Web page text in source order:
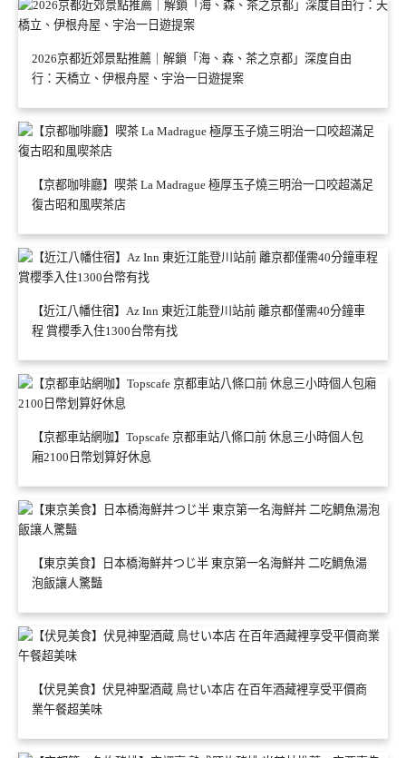
2026京都近郊景點推薦｜解鎖「海、森、茶之京都」深度自由
行：天橋立、伊根舟屋、宇治一日遊提案
【京都咖啡廳】喫茶 La Madrague 極厚玉子燒三明治一口咬超滿足
復古昭和風喫茶店
【近江八幡住宿】Az Inn 東近江能登川站前 離京都僅需40分鐘車
程 賞櫻季入住1300台幣有找
【京都車站網咖】Topscafe 京都車站八條口前 休息三小時個人包
廂2100日幣划算好休息
【東京美食】日本橋海鮮丼つじ半 東京第一名海鮮丼 二吃鯛魚湯
泡飯讓人驚豔
【伏見美食】伏見神聖酒蔵 鳥せい本店 在百年酒藏裡享受平價商
業午餐超美味